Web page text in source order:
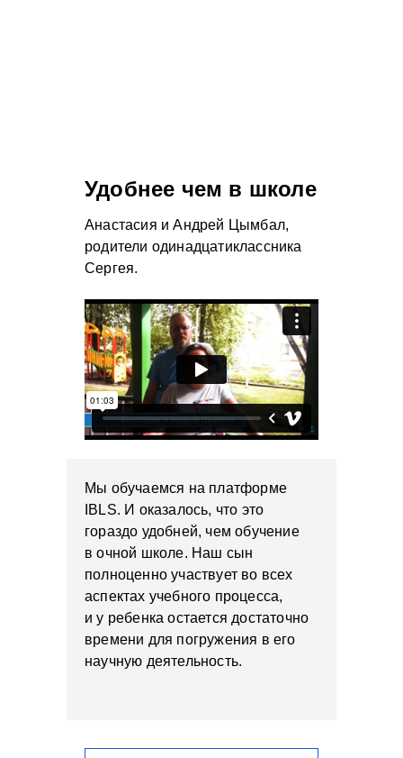
Удобнее чем в школе
Анастасия и Андрей Цымбал,
родители одинадцатиклассника
Сергея.
Мы обучаемся на платформе
IBLS. И оказалось, что это
гораздо удобней, чем обучение
в очной школе. Наш сын
полноценно участвует во всех
аспектах учебного процесса,
и у ребенка остается достаточно
времени для погружения в его
научную деятельность.